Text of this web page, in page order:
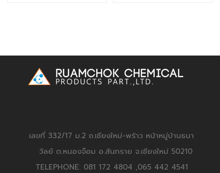
เลขที่ 332/17 ม.2 ถ.เชียงใหม่-พร้าว หน้าหมู่บ้านธนา
วัลย์ ต.หนองจ๊อม อ.สันทราย จ.เชียงใหม่ 50210
TELEPHONE: 081 172 4804 ,065 442 4541